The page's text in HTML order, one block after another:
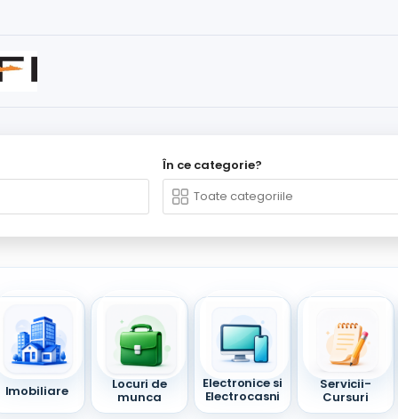
În ce categorie?
Imobiliare Locuri de
munca
Electronice si
Electrocasni
ce
Servicii-
Cursuri